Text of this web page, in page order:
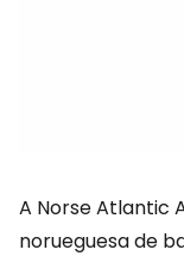
A Norse Atlantic
norueguesa de